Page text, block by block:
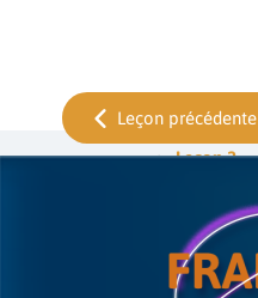
Leçon 2
Leçon précédente